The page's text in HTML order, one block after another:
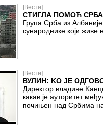
[Вести]
СТИГЛА ПОМОЋ
Група Срба из
сународнике који живе
[Вести]
ВУЛИН: KО JЕ
Директор владине
какав jе ауторитет
почињен над Србима на